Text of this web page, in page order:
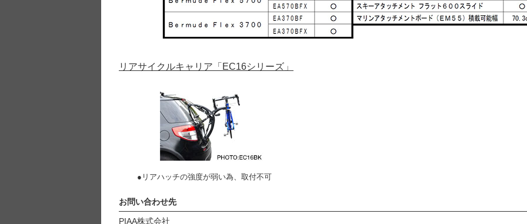
リアサイクルキャリア「EC16シリーズ」
●リアハッチの強度が弱い為、取付不可
お問い合わせ先
PIAA株式会社